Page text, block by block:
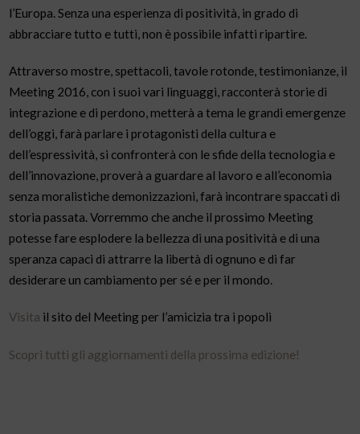
l’Europa. Senza una esperienza di positività, in grado di
abbracciare tutto e tutti, non è possibile infatti ripartire.
Attraverso mostre, spettacoli, tavole rotonde, testimonianze, il
Meeting 2016, con i suoi vari linguaggi, racconterà storie di
integrazione e di perdono, metterà a tema le grandi emergenze
dell’oggi, farà parlare i protagonisti della cultura e
dell’espressività, si confronterà con le sfide della tecnologia e
dell’innovazione, proverà a guardare al lavoro e all’economia
senza moralistiche demonizzazioni, farà incontrare spaccati di
storia passata. Vorremmo che anche il prossimo Meeting
potesse fare esplodere la bellezza di una positività e di una
speranza capaci di attrarre la libertà di ognuno e di far
desiderare un cambiamento per sé e per il mondo.
Visita il sito del Meeting per l’amicizia tra i popoli
Scopri tutti gli aggiornamenti della prossima edizione!